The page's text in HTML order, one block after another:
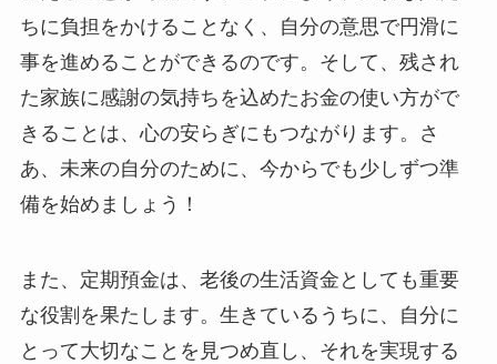
ちに負担をかけることなく、自分の意思で円滑に
事を進めることができるのです。そして、残され
た家族に感謝の気持ちを込めたお金の使い方がで
きることは、心の安らぎにもつながります。さ
あ、未来の自分のために、今からでも少しずつ準
備を始めましょう！
また、定期預金は、老後の生活資金としても重要
な役割を果たします。生きているうちに、自分に
とって大切なことを見つめ直し、それを実現する